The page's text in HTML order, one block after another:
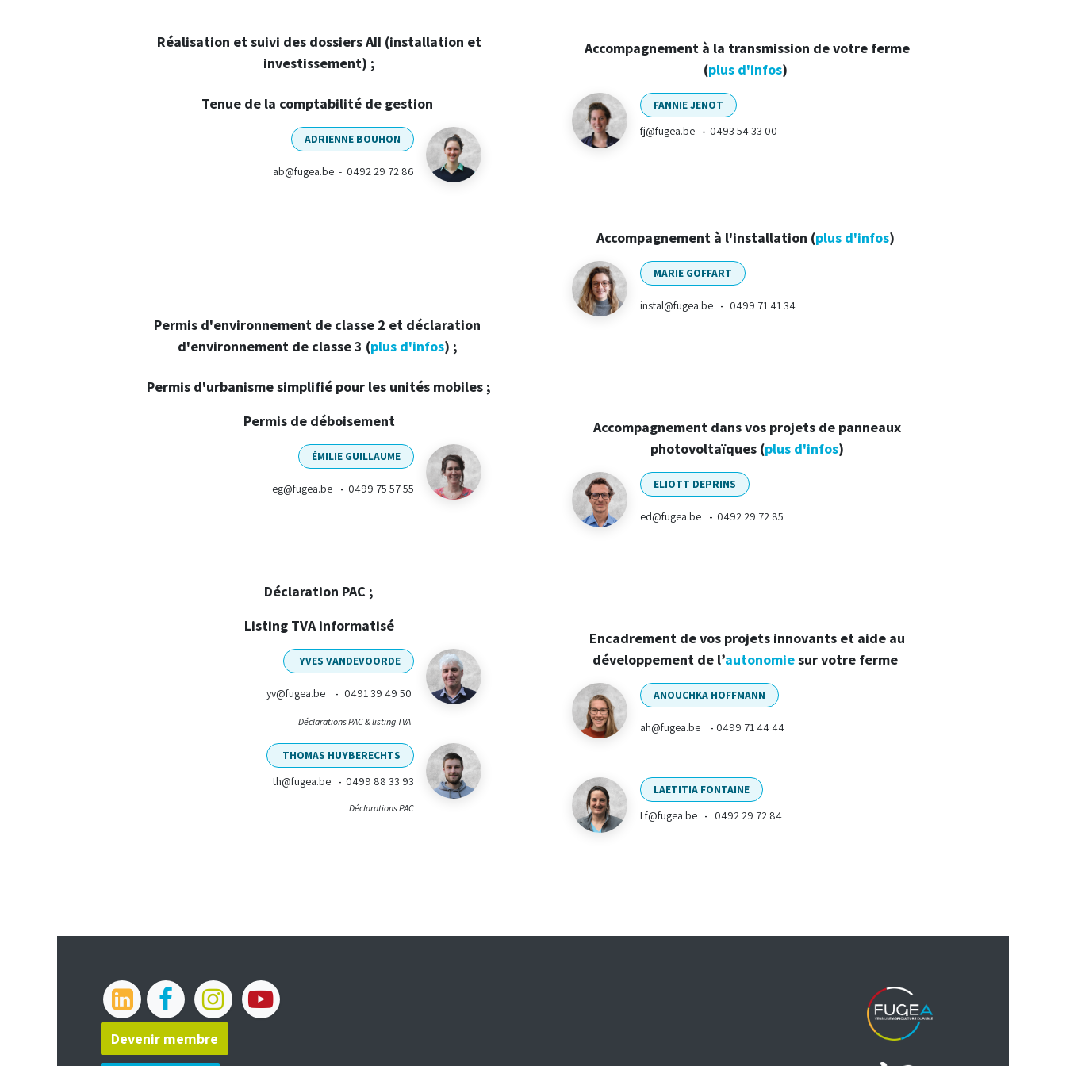
Réalisation et suivi des dossiers AII (installation et
investissement) ;
Tenue de la comptabilité de gestion
ADRIENNE BOUHON
ab@fugea.be - 0492 29 72 86
Permis d'environnement de classe 2 et déclaration
d'environnement de classe 3 (plus d'infos) ;
Permis d'urbanisme simplifié pour les unités mobiles ;
Permis de déboisement
ÉMILIE GUILLAUME
eg@fugea.be - 0499 75 57 55
Déclaration PAC ;
Listing TVA informatisé
YVES VANDEVOORDE
yv@fugea.be - 0491 39 49 50
Déclarations PAC & listing TVA
THOMAS HUYBERECHTS
th@fugea.be - 0499 88 33 93
Déclarations PAC
Accompagnement à la transmission de votre ferme
(plus d'infos)
FANNIE JENOT
fj@fugea.be - 0493 54 33 00
Accompagnement à l'installation (plus d'infos)
MARIE GOFFART
instal@fugea.be - 0499 71 41 34
Accompagnement dans vos projets de panneaux
photovoltaïques (plus d'infos)
ELIOTT DEPRINS
ed@fugea.be - 0492 29 72 85
Encadrement de vos projets innovants et aide au
développement de l’autonomiesur votre ferme
ANOUCHKA HOFFMANN
ah@fugea.be - 0499 71 44 44
LAETITIA FONTAINE
Lf@fugea.be - 0492 29 72 84
Devenir membre​​​​